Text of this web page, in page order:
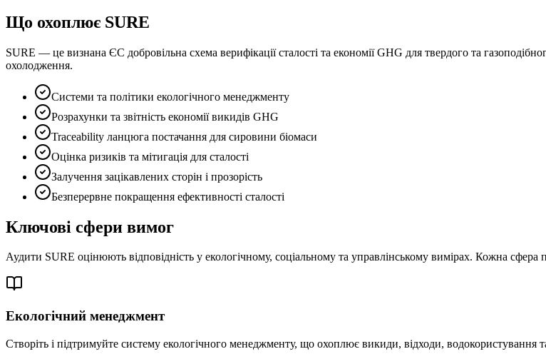
Що охоплює SURE
SURE — це визнана ЄС добровільна схема верифікації сталості та економії GHG для твердого та
охолодження.
Системи та політики екологічного менеджменту
Розрахунки та звітність економії викидів GHG
Traceability ланцюга постачання для сировини біомаси
Оцінка ризиків та мітигація для сталості
Залучення зацікавлених сторін і прозорість
Безперервне покращення ефективності сталості
Ключові сфери вимог
Аудити SURE оцінюють відповідність у екологічному, соціальному та управлінському вимірах. Кожна сфера
Екологічний менеджмент
Створіть і підтримуйте систему екологічного менеджменту, що охоплює викиди, відходи, водокористування та